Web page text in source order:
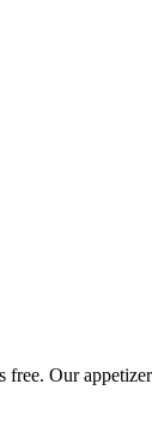
Our